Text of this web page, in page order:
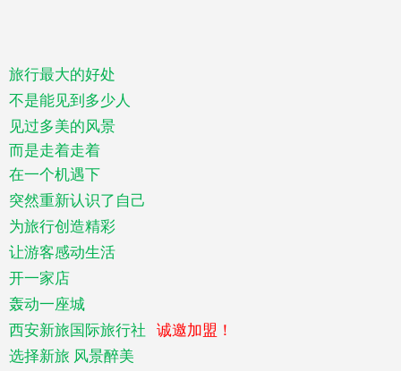
旅行最大的好处
不是能见到多少人
见过多美的风景
而是走着走着
在一个机遇下
突然重新认识了自己
为旅行创造精彩
让游客感动生活
开一家店
轰动一座城
西安新旅国际旅行社
诚邀加盟！
选择新旅 风景醉美